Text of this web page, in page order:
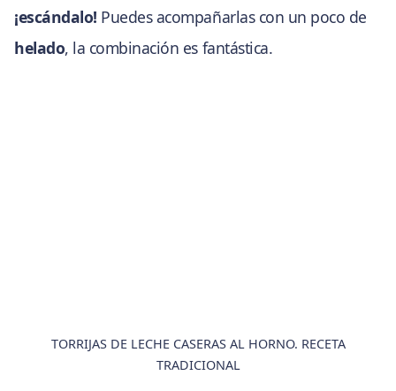
¡escándalo! Puedes acompañarlas con un poco de
helado, la combinación es fantástica.
TORRIJAS DE LECHE CASERAS AL HORNO. RECETA
TRADICIONAL